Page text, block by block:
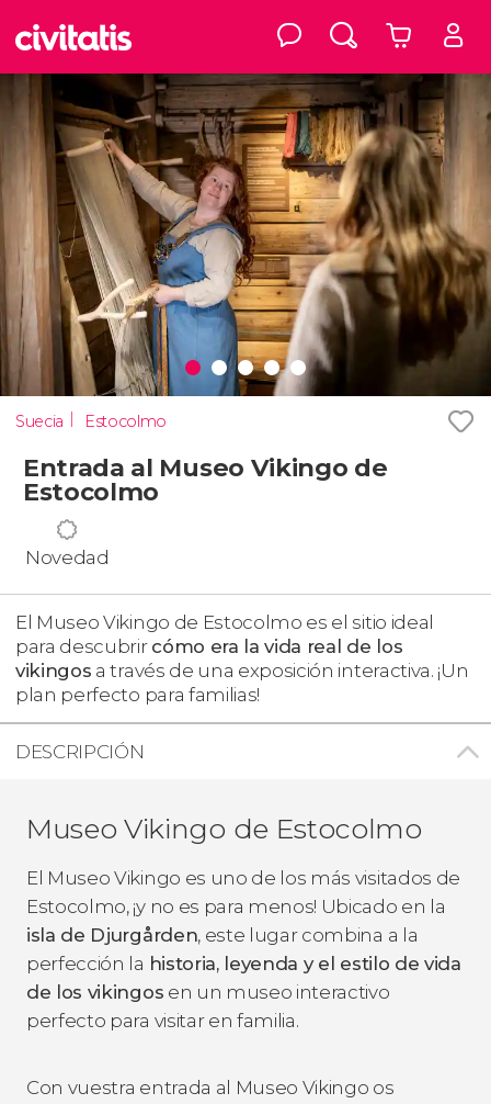
Suecia Estocolmo
Entrada al Museo Vikingo de
Estocolmo
Novedad
El Museo Vikingo de Estocolmo es el sitio ideal
para descubrir cómo era la vida real de los
vikingos a través de una exposición interactiva. ¡Un
plan perfecto para familias!
DESCRIPCIÓN
Museo Vikingo de Estocolmo
El Museo Vikingo es uno de los más visitados de
Estocolmo, ¡y no es para menos! Ubicado en la
isla de Djurgården, este lugar combina a la
perfección la historia, leyenda y el estilo de vida
de los vikingos en un museo interactivo
perfecto para visitar en familia.
Con vuestra entrada al Museo Vikingo os